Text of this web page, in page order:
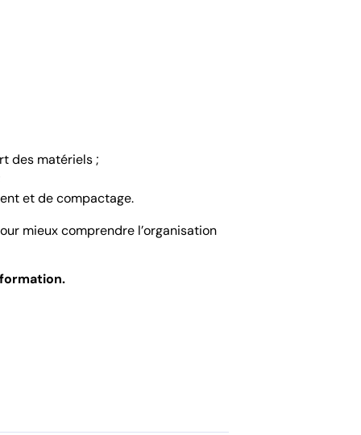
des matériels ;
et de compactage.
mieux comprendre l’organisation